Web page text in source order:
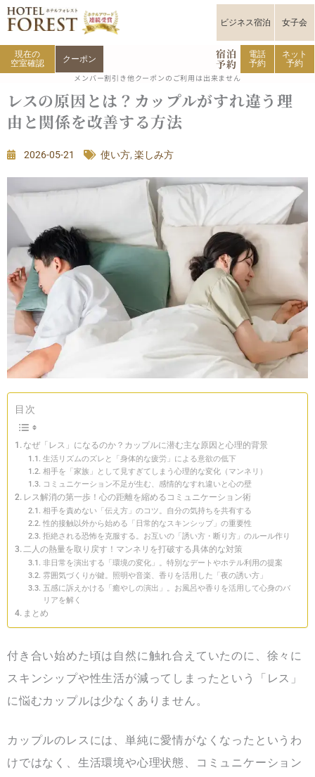
内
容
ビジネス宿泊 女子会
現在の
空室確認
クーポン 宿泊
予約
電話
予約
ネット
予約
メンバー割引き他クーポンのご利用は出来ません
レスの原因とは？カップルがすれ違う理
由と関係を改善する方法
2026-05-21 使い方, 楽しみ方
目次
なぜ「レス」になるのか？カップルに潜む主な原因と心理的背景
生活リズムのズレと「身体的な疲労」による意欲の低下
相手を「家族」として見すぎてしまう心理的な変化（マンネリ）
コミュニケーション不足が生む、感情的なすれ違いと心の壁
レス解消の第一歩！心の距離を縮めるコミュニケーション術
相手を責めない「伝え方」のコツ。自分の気持ちを共有する
性的接触以外から始める「日常的なスキンシップ」の重要性
拒絶される恐怖を克服する。お互いの「誘い方・断り方」のルール作り
二人の熱量を取り戻す！マンネリを打破する具体的な対策
非日常を演出する「環境の変化」。特別なデートやホテル利用の提案
雰囲気づくりが鍵。照明や音楽、香りを活用した「夜の誘い方」
五感に訴えかける「癒やしの演出」。お風呂や香りを活用して心身のバ
リアを解く
まとめ
付き合い始めた頃は自然に触れ合えていたのに、徐々に
スキンシップや性生活が減ってしまったという「レス」
に悩むカップルは少なくありません。
カップルのレスには、単純に愛情がなくなったというわ
けではなく、生活環境や心理状態、コミュニケーション